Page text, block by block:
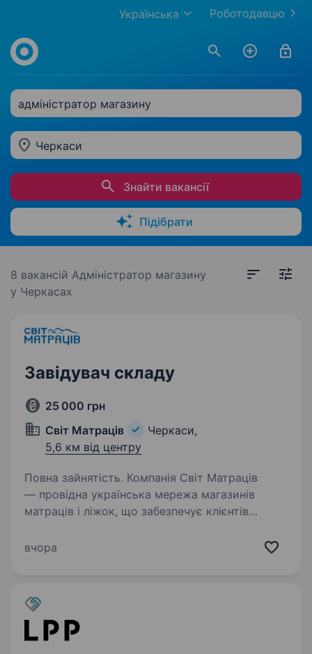
Роботодавцю
Українська
адміністратор магазину
Черкаси
Знайти вакансії
Підібрати
8 вакансій Адміністратор магазину
у Черкасах
Завідувач складу
25 000 грн
Світ Матраців
Черкаси,
5,6 км від центру
Повна зайнятість. Компанія Світ Матраців
— провідна українська мережа магазинів
матраців і ліжок, що забезпечує клієнтів
для сну, запрошує в свою команду завідувача
вчора